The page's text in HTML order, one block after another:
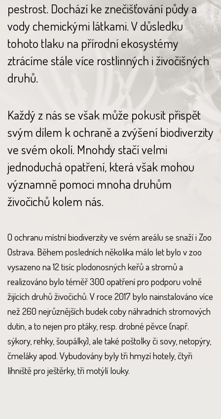
pestrost. Dochází ke znečišťování půdy a
vody chemickými látkami. V důsledku
tohoto tlaku na přírodní ekosystémy
ztrácíme stále více rostlinných i živočišných
druhů.
Každý z nás se však může pokusit přispět
svým dílem k ochraně a zvýšení biodiverzity
ve svém okolí. Mnohdy stačí velmi
jednoduchá opatření, která však mohou
významně pomoci mnoha druhům
živočichů kolem nás.
O ochranu místní biodiverzity ve svém areálu se snaží i Zoo
Ostrava. Během posledních několika málo let bylo v zoo
vysazeno na 12 tisíc plodonosných keřů a stromů a
realizováno bylo téměř 300 opatření pro podporu volně
žijících druhů živočichů. V roce 2017 bylo nainstalováno více
než 260 nejrůznějších budek coby náhradních stromových
dutin, a to nejen pro ptáky, resp. drobné pěvce (např.
sýkory, rehky, šoupálky), ale také poštolky či sovy, netopýry,
čmeláky apod. Vybudovány byly tři hmyzí hotely, čtyři
líhniště pro ještěrky, tři motýlí louky.